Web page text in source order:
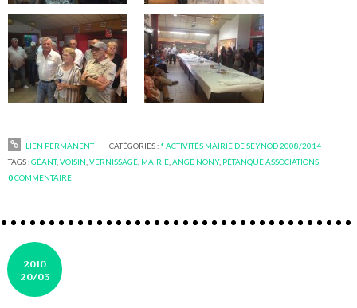
LIEN PERMANENT CATÉGORIES : * ACTIVITÉS MAIRIE DE SEYNOD 2008/2014
TAGS :GÉANT,VOISIN ,VERNISSAGE MAIRIE ,ANGE NONY, PÉTANQUE ASSOCIATIONS
0COMMENTAIRE
2010
20/03